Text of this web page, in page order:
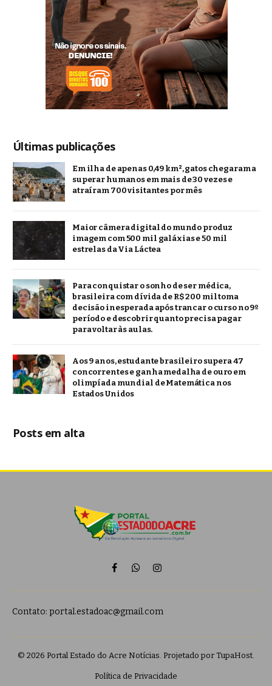
Últimas publicações
Em ilha de apenas 0,49 km², gatos chegaram a
superar humanos em mais de 30 vezes e
atraíram 700 visitantes por mês
Maior câmera digital do mundo produz
imagem com 500 mil galáxias e 50 mil
estrelas da Via Láctea
Para conquistar o sonho de ser médica,
brasileira com dívida de R$ 200 mil toma
decisão inesperada após trancar o curso no 9º
período e descobrir quanto precisa pagar
para voltar às aulas.
Aos 9 anos, estudante brasileiro supera 47
concorrentes e ganha medalha de ouro em
olimpíada mundial de Matemática nos
Estados Unidos
Posts em alta
FacebookWhatsAppInstagram
Contato: portal.estadoac@gmail.com
© 2026 Portal Estado do Acre Notícias. Projetado por TupaHost.
Política de Privacidade